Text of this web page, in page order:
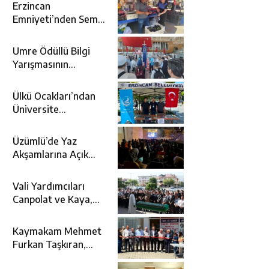
Erzincan
Emniyeti’nden Semt
Bilgilendirme
Faaliyeti
Umre Ödüllü Bilgi
Yarışmasının
Topraklara
Uğurlandı
Ülkü Ocakları’ndan
Üniversite
Desteği
Üzümlü’de Yaz
Akşamlarına Açık
Kattı
Vali Yardımcıları
Canpolat ve Kaya,
Cenaze Törenine
Katıldı
Kaymakam Mehmet
Furkan Taşkıran,